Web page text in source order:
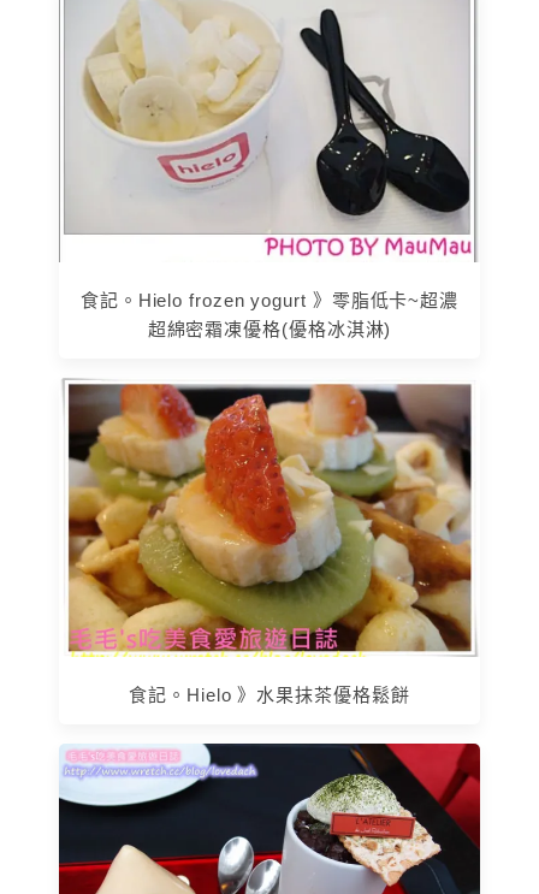
食記。Hielo frozen yogurt 》零脂低卡~超濃
超綿密霜凍優格(優格冰淇淋)
食記。Hielo 》水果抹茶優格鬆餅